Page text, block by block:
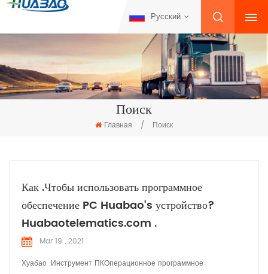
Русский
Поиск
Главная / Поиск
Как .Чтобы использовать программное
обеспечение PC Huabao's устройство?
Huabaotelematics.com .
Mar 19 , 2021
Хуабао .Инструмент ПКОперационное программное